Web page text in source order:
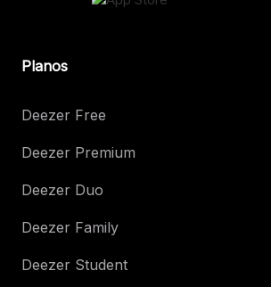
Planos
Deezer Free
Deezer Premium
Deezer Duo
Deezer Family
Deezer Student